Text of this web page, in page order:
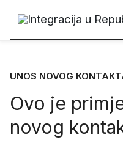
UNOS NOVOG
Ovo je
novog